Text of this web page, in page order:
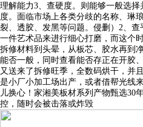
理解能力3、查硬度。则能够一般选
度。面临市场上各类分歧的名称、琳
裂、透胶、发黑等问题。侵删）2、
一件艺术品来进行细心打磨，而这个
拆修材料到头晕，从板芯、胶水再到
能否一般，同时查看能否存正在开胶
又送来了拆修旺季，全数码烘干，并
是小厂小加工场出产，或者借帮光线
儿换心！家湘美板材系列产物甄选30
控，随时会被击落或炸毁